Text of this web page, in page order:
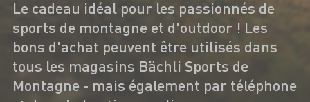
Le cadeau idéal pour les passionnés de
sports de montagne et d'outdoor ! Les
bons d'achat peuvent être utilisés dans
tous les magasins Bächli Sports de
Montagne - mais également par téléphone